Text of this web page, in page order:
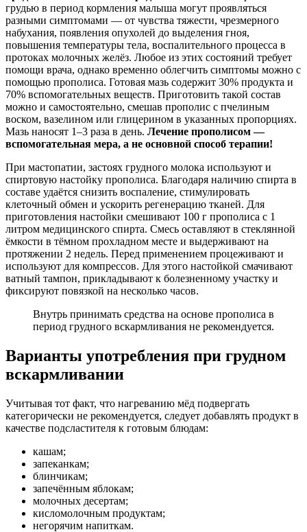
грудью в период кормления малыша могут проявляться
разными симптомами — от чувства тяжести, чрезмерного
набухания, появления опухолей до выделения гноя,
повышения температуры тела, воспалительного процесса в
протоках молочных желёз. Любое из этих состояний требует
помощи врача, однако временно облегчить симптомы можно с
помощью прополиса. Готовая мазь содержит 30% продукта и
70% вспомогательных веществ. Приготовить такой состав
можно и самостоятельно, смешав прополис с пчелиным
воском, вазелином или глицерином в указанных пропорциях.
Мазь наносят 1–3 раза в день. Лечение прополисом —
вспомогательная мера, а не основной способ терапии!
При мастопатии, застоях грудного молока используют и
спиртовую настойку прополиса. Благодаря наличию спирта в
составе удаётся снизить воспаление, стимулировать
клеточный обмен и ускорить регенерацию тканей. Для
приготовления настойки смешивают 100 г прополиса с 1
литром медицинского спирта. Смесь оставляют в стеклянной
ёмкости в тёмном прохладном месте и выдерживают на
протяжении 2 недель. Перед применением процеживают и
используют для компрессов. Для этого настойкой смачивают
ватный тампон, прикладывают к болезненному участку и
фиксируют повязкой на несколько часов.
Внутрь принимать средства на основе прополиса в
период грудного вскармливания не рекомендуется.
Варианты употребления при грудном
вскармливании
Учитывая тот факт, что нагреванию мёд подвергать
категорически не рекомендуется, следует добавлять продукт в
качестве подсластителя к готовым блюдам:
кашам;
запеканкам;
блинчикам;
запечённым яблокам;
молочных десертам;
кисломолочным продуктам;
негорячим напиткам.